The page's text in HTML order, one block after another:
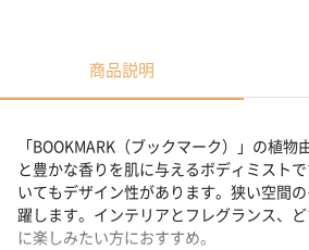
商品説明
「BOOKMARK（ブックマーク）」の植
と豊かな香りを肌に与えるボディミスト
いてもデザイン性があります。狭い空間
躍します。インテリアとフレグランス、
に楽しみたい方におすすめ。